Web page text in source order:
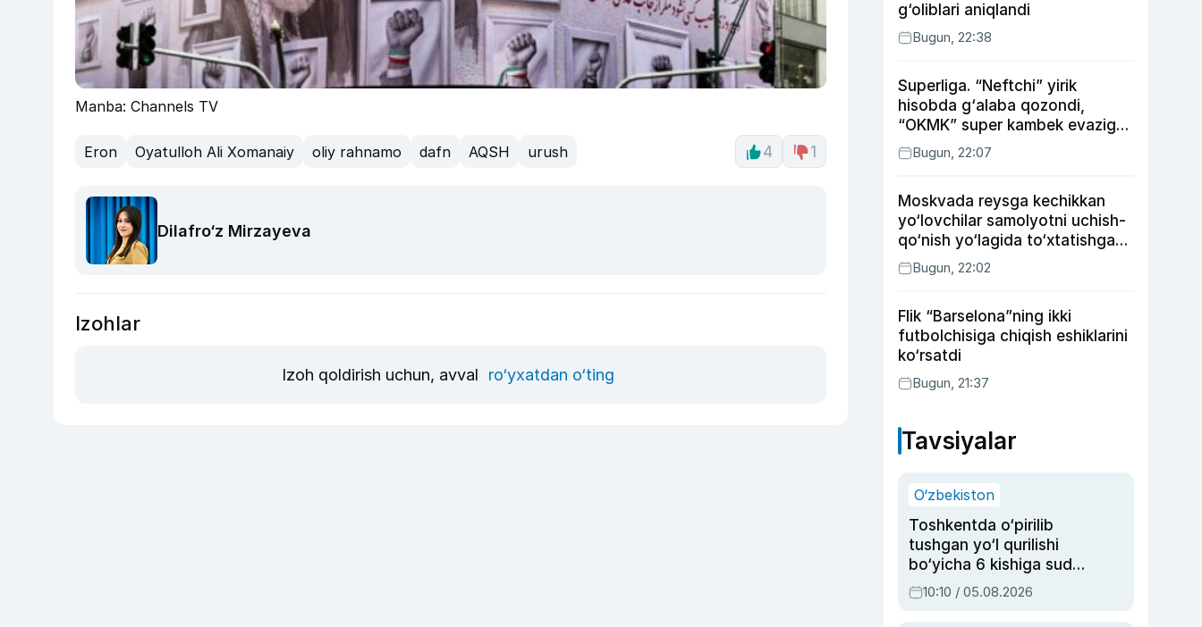
Manba: Channels TV
Eron Oyatulloh Ali Xomanaiy oliy rahnamo dafn AQSH urush 4 1
Dilafro‘z Mirzayeva
Izohlar
Izoh qoldirish uchun, avval ro‘yxatdan o‘ting
g‘oliblari aniqlandi
Bugun, 22:38
Superliga. “Neftchi” yirik
hisobda g‘alaba qozondi,
“OKMK” super kambek evaziga
“Bunyodkor”dan ustun keldi,
“Nasaf” durang qayd etdi
Bugun, 22:07
Moskvada reysga kechikkan
yo‘lovchilar samolyotni uchish-
qo‘nish yo‘lagida to‘xtatishga
urindi (video)
Bugun, 22:02
Flik “Barselona”ning ikki
futbolchisiga chiqish eshiklarini
ko‘rsatdi
Bugun, 21:37
Tavsiyalar
O‘zbekiston
Toshkentda o‘pirilib
tushgan yo‘l qurilishi
bo‘yicha 6 kishiga sud
hukmi o‘qildi
10:10 / 05.08.2026